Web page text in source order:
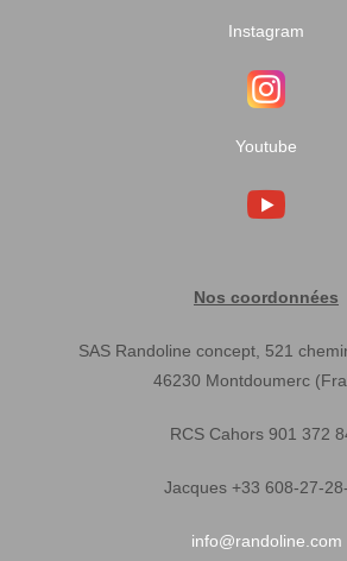
Instagram
Youtube
Nos coordonnées
SAS Randoline concept, 521
46230 Montdoumerc
RCS Cahors 901 372
Jacques +33 608-27-
info@randoline.com